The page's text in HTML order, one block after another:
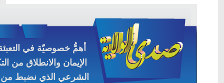
أهمُّ خصوصيّة في
الإيمان والانطلاق من
الشرعي الذي نضبط من